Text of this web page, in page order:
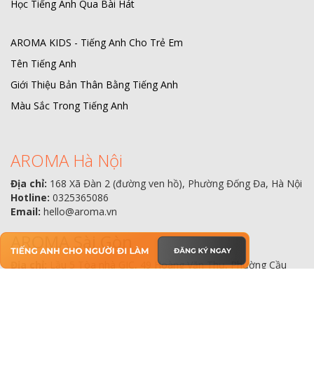
Học Tiếng Anh Qua Bài Hát
AROMA KIDS - Tiếng Anh Cho Trẻ Em
Tên Tiếng Anh
Giới Thiệu Bản Thân Bằng Tiếng Anh
Màu Sắc Trong Tiếng Anh
AROMA Hà Nội
Địa chỉ: 168 Xã Đàn 2 (đường ven hồ), Phường Đống Đa, Hà Nội
Hotline: 0325365086
Email: hello@aroma.vn
AROMA Sài Gòn
Địa chỉ:
Lầu 5 Tòa nhà GIC, 49 Hoàng Văn Thụ, Phường Cầu